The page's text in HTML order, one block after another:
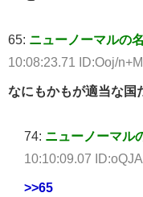
65: ニューノーマルの
10:08:23.71 ID:Ooj/
なにもかもが適当な国
74: ニューノーマル
10:10:09.07
>>65